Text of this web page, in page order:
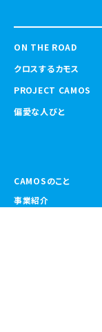
ON THE ROAD
クロスするカモス
PROJECT CAMOS
偏愛な人びと
CAMOSのこと
事業紹介